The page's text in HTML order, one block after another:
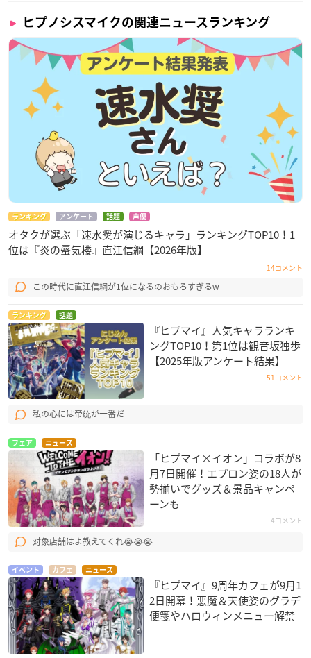
ヒプノシスマイクの関連ニュースランキング
ランキング アンケート 話題 声優
オタクが選ぶ「速水奨が演じるキャラ」ランキングTOP10！1
位は『炎の蜃気楼』直江信綱【2026年版】
14コメント
この時代に直江信綱が1位になるのおもろすぎるw
ランキング 話題
『ヒプマイ』人気キャラランキ
ングTOP10！第1位は観音坂独歩
【2025年版アンケート結果】
51コメント
私の心には帝统が一番だ
フェア ニュース
「ヒプマイ×イオン」コラボが8
月7日開催！エプロン姿の18人が
勢揃いでグッズ＆景品キャンペ
ーンも
4コメント
対象店舗はよ教えてくれ😭😭😭
イベント カフェ ニュース
『ヒプマイ』9周年カフェが9月1
2日開幕！悪魔＆天使姿のグラデ
便箋やハロウィンメニュー解禁